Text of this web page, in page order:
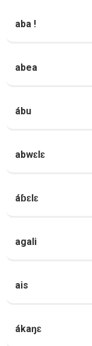
aba !
abea
ábu
abwɛlɛ
áɓɛlɛ
agali
ais
ákaŋɛ